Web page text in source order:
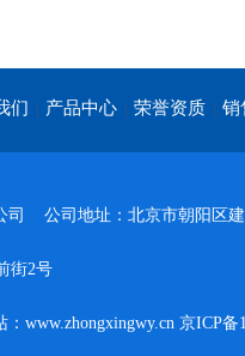
们 产品中心 荣誉资质 销
司 公司地址：北京市朝阳区
街2号
www.zhongxingwy.cn 京ICP备